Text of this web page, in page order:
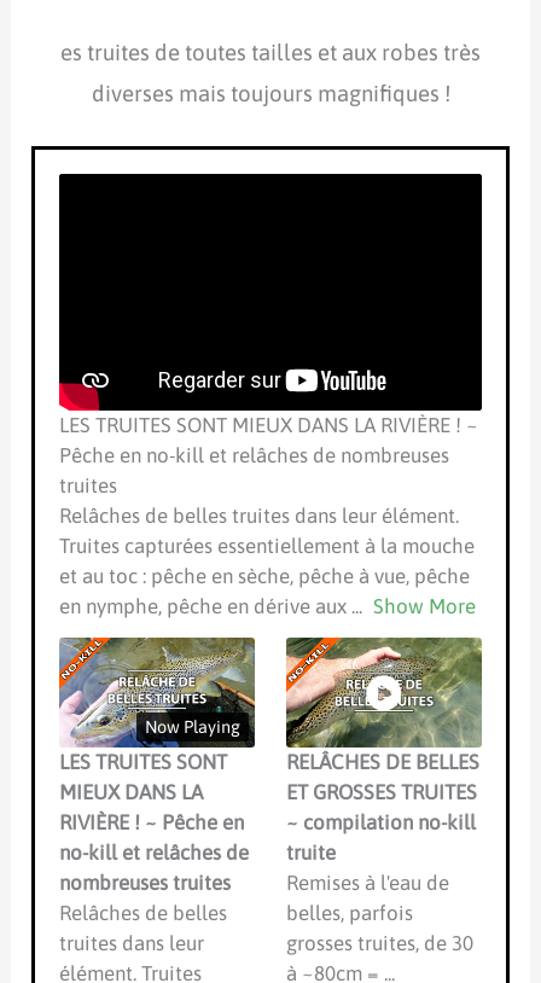
es truites de toutes tailles et aux robes très
diverses mais toujours magnifiques !
LES TRUITES SONT MIEUX DANS LA RIVIÈRE ! ~
Pêche en no-kill et relâches de nombreuses
truites
Relâches de belles truites dans leur élément.
Truites capturées essentiellement à la mouche
et au toc : pêche en sèche, pêche à vue, pêche
en nymphe, pêche en dérive aux ... Show More
Now Playing
LES TRUITES SONT
MIEUX DANS LA
RIVIÈRE ! ~ Pêche en
no-kill et relâches de
nombreuses truites
Relâches de belles
truites dans leur
élément. Truites
RELÂCHES DE BELLES
ET GROSSES TRUITES
~ compilation no-kill
truite
Remises à l'eau de
belles, parfois
grosses truites, de 30
à ~80cm = ...